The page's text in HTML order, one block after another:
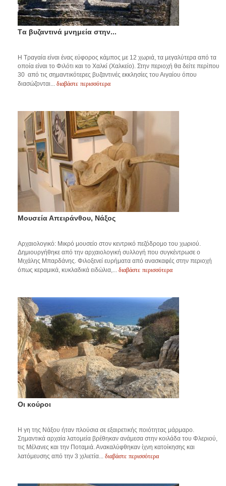
Tα βυζαντινά μνημεία στην...
Η Τραγαία είναι ένας εύφορος κάμπος με 12 χωριά, τα μεγαλύτερα από τα
οποία είναι το Φιλότι και το Χαλκί (Χαλκείο). Στην περιοχή θα δείτε περίπου
30 από τις σημαντικότερες βυζαντινές εκκλησίες του Αιγαίου όπου
διασώζονται... διαβάστε περισσότερα
Μουσεία Απειράνθου, Νάξος
Αρχαιολογικό: Μικρό μουσείο στον κεντρικό πεζόδρομο του χωριού.
Δημιουργήθηκε από την αρχαιολογική συλλογή που συγκέντρωσε ο
Μιχάλης Μπαρδάνης. Φιλοξενεί ευρήματα από ανασκαφές στην περιοχή
όπως κεραμικά, κυκλαδικά ειδώλια,... διαβάστε περισσότερα
Οι κούροι
Η γη της Νάξου ήταν πλούσια σε εξαιρετικής ποιότητας μάρμαρο.
Σημαντικά αρχαία λατομεία βρέθηκαν ανάμεσα στην κοιλάδα του Φλεριού,
τις Μέλανες και την Ποταμιά. Ανακαλύφθηκαν ίχνη κατοίκησης και
λατόμευσης από την 3 χιλιετία... διαβάστε περισσότερα